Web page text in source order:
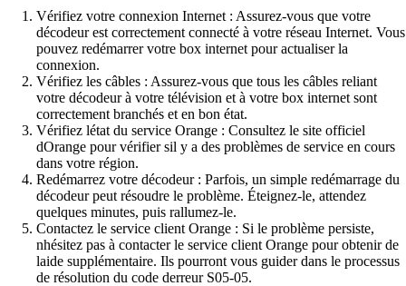
Vérifiez votre connexion Internet : Assurez-vous que votre
décodeur est correctement connecté à votre réseau Internet. Vous
pouvez redémarrer votre box internet pour actualiser la
connexion.
Vérifiez les câbles : Assurez-vous que tous les câbles reliant
votre décodeur à votre télévision et à votre box internet sont
correctement branchés et en bon état.
Vérifiez létat du service Orange : Consultez le site officiel
dOrange pour vérifier sil y a des problèmes de service en cours
dans votre région.
Redémarrez votre décodeur : Parfois, un simple redémarrage du
décodeur peut résoudre le problème. Éteignez-le, attendez
quelques minutes, puis rallumez-le.
Contactez le service client Orange : Si le problème persiste,
nhésitez pas à contacter le service client Orange pour obtenir de
laide supplémentaire. Ils pourront vous guider dans le processus
de résolution du code derreur S05-05.